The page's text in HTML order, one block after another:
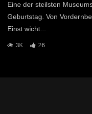
Eine der steilsten
Geburtstag. Von
Einst wicht...
3K 26